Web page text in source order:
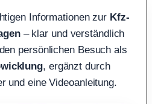
Informationen zur Kfz-
– klar und verständlich
persönlichen Besuch als
, ergänzt durch
und eine Videoanleitung.